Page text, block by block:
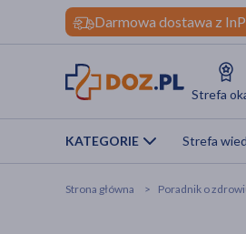
Darmowa dostawa z
Strefa
KATEGORIE Strefa
Strona główna Poradnik o